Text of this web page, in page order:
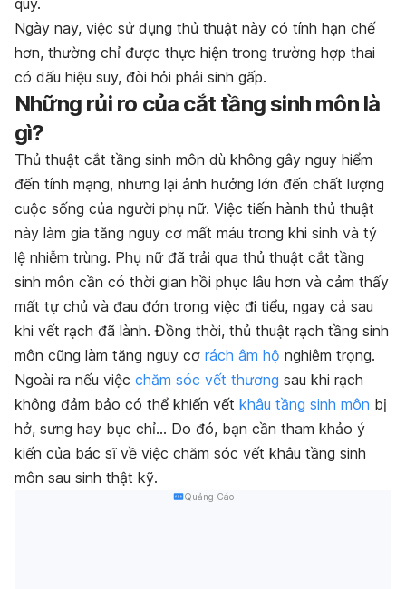
Ngày nay, việc sử dụng thủ thuật này có tính hạn chế
hơn, thường chỉ được thực hiện trong trường hợp thai
có dấu hiệu suy, đòi hỏi phải sinh gấp.
Những rủi ro của cắt tầng sinh môn là
gì?
Thủ thuật cắt tầng sinh môn dù không gây nguy hiểm
đến tính mạng, nhưng lại ảnh hưởng lớn đến chất lượng
cuộc sống của người phụ nữ. Việc tiến hành thủ thuật
này làm gia tăng nguy cơ mất máu trong khi sinh và tỷ
lệ nhiễm trùng. Phụ nữ đã trải qua thủ thuật cắt tầng
sinh môn cần có thời gian hồi phục lâu hơn và cảm thấy
mất tự chủ và đau đớn trong việc đi tiểu, ngay cả sau
khi vết rạch đã lành. Đồng thời, thủ thuật rạch tầng sinh
môn cũng làm tăng nguy cơ rách âm hộ nghiêm trọng.
Ngoài ra nếu việc chăm sóc vết thương sau khi rạch
không đảm bảo có thể khiến vết khâu tầng sinh môn bị
hở, sưng hay bục chỉ… Do đó, bạn cần tham khảo ý
kiến của bác sĩ về việc chăm sóc vết khâu tầng sinh
môn sau sinh thật kỹ.
Quảng Cáo